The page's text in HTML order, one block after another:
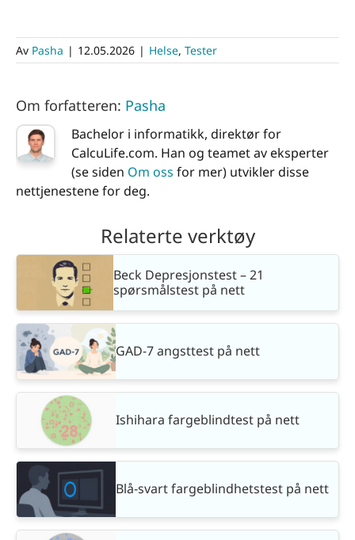
Av Pasha | 12.05.2026 | Helse, Tester
Om forfatteren: Pasha
Bachelor i informatikk, direktør for
CalcuLife.com. Han og teamet av eksperter
(se siden Om oss for mer) utvikler disse
nettjenestene for deg.
Relaterte verktøy
Beck Depresjonstest – 21
spørsmålstest på nett
GAD-7 angsttest på nett
Ishihara fargeblindtest på nett
Blå-svart fargeblindhetstest på nett